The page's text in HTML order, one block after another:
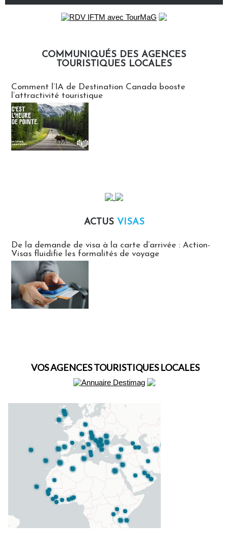
COMMUNIQUÉS DES AGENCES
TOURISTIQUES LOCALES
Comment l’IA de Destination Canada booste
l’attractivité touristique
ACTUS VISAS
De la demande de visa à la carte d’arrivée : Action-
Visas fluidifie les formalités de voyage
VOS AGENCES TOURISTIQUES LOCALES